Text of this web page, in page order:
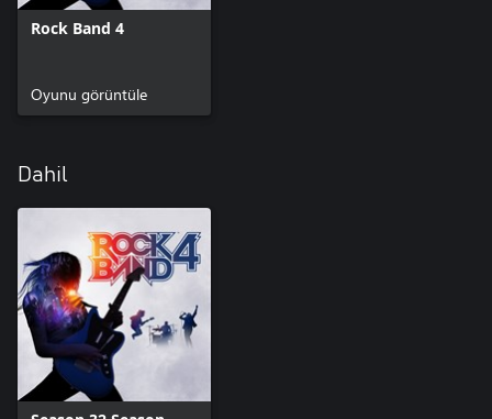
Rock Band 4
Oyunu görüntüle
Dahil